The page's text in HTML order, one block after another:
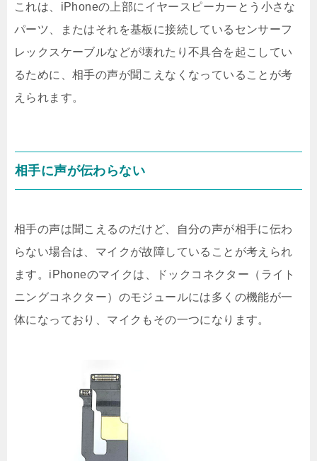
これは、iPhoneの上部にイヤースピーカーとう小さな
パーツ、またはそれを基板に接続しているセンサーフ
レックスケーブルなどが壊れたり不具合を起こしてい
るために、相手の声が聞こえなくなっていることが考
えられます。
相手に声が伝わらない
相手の声は聞こえるのだけど、自分の声が相手に伝わ
らない場合は、マイクが故障していることが考えられ
ます。iPhoneのマイクは、ドックコネクター（ライト
ニングコネクター）のモジュールには多くの機能が一
体になっており、マイクもその一つになります。